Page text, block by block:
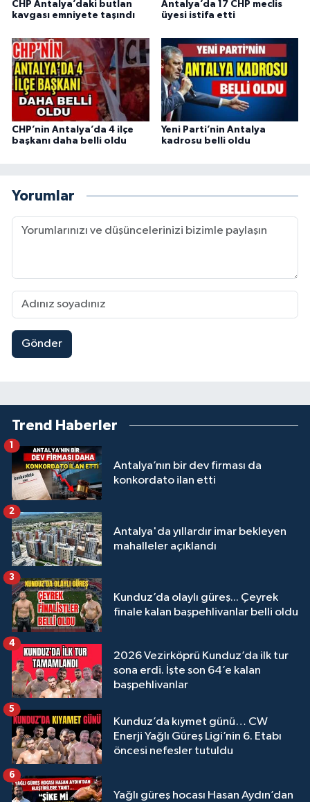
CHP Antalya’daki butlan
kavgası emniyete taşındı
Antalya’da 17 CHP meclis
üyesi istifa etti
CHP’nin Antalya’da 4 ilçe
başkanı daha belli oldu
Yeni Parti’nin Antalya
kadrosu belli oldu
Yorumlar
Gönder
Trend Haberler
Antalya’nın bir dev firması da
konkordato ilan etti
1
Antalya'da yıllardır imar bekleyen
mahalleler açıklandı
2
Kunduz’da olaylı güreş... Çeyrek
finale kalan başpehlivanlar belli oldu
3
2026 Vezirköprü Kunduz’da ilk tur
sona erdi. İşte son 64’e kalan
başpehlivanlar
4
Kunduz’da kıymet günü… CW
Enerji Yağlı Güreş Ligi’nin 6. Etabı
öncesi nefesler tutuldu
5
Yağlı güreş hocası Hasan Aydın’dan
6